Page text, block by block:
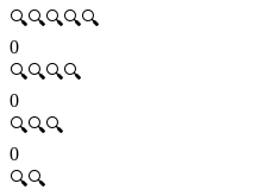
🔍🔍🔍🔍🔍
0
🔍🔍🔍🔍
0
🔍🔍🔍
0
🔍🔍